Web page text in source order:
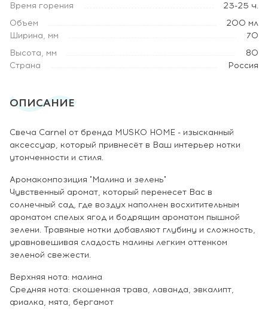
Время горения
23-25 ч.
Объем
200 мл
Ширина, мм
70
Высота, мм
80
Страна
Россия
ОПИСАНИЕ
Свеча Carnel от бренда MUSKO HOME - изысканный
аксессуар, который привнесёт в Ваш интерьер нотки
утонченности и стиля.
Аромакомпозиция "Малина и зелень"
Чувственный аромат, который перенесет Вас в
солнечный сад, где воздух наполнен восхитительным
ароматом спелых ягод и бодрящим ароматом пышной
зелени. Травяные нотки добавляют глубину и сложность,
уравновешивая сладость малины легким оттенком
зеленой свежести.
Верхняя нота: малина
Средняя нота: скошенная трава, лаванда, эвкалипт,
фиалка, мята, бергамот